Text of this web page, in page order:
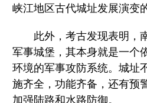
峡江地区古代城址发展演变
此外，考古发现表明，
军事城堡，其本身就是一个
环境的军事攻防系统。城址
施齐全，功能齐备，还有预
加强陆路和水路防御。